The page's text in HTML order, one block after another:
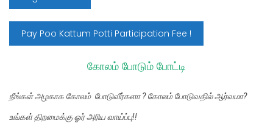
Pay Poo Kattum Potti Participation Fee !
கோலம் போடும் போட்டி
நீங்கள் அழகாக கோலம்  போடுவீர்களா ? கோலம் போடுவதில் ஆர்வமா?
உங்கள் திறமைக்கு ஓர் அரிய வாய்ப்பு!!